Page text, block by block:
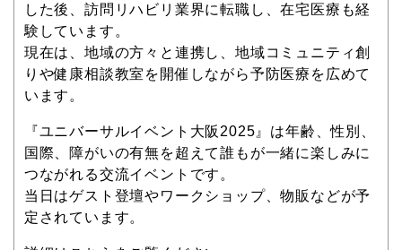
した後、訪問リハビリ業界に転職し、在宅医療も経
験しています。
現在は、地域の方々と連携し、地域コミュニティ創
りや健康相談教室を開催しながら予防医療を広めて
います。
『ユニバーサルイベント大阪2025』は年齢、性別、
国際、障がいの有無を超えて誰もが一緒に楽しみに
つながれる交流イベントです。
当日はゲスト登壇やワークショップ、物販などが予
定されています。